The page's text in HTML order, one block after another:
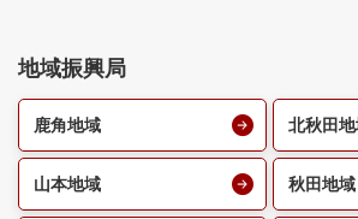
地域振興局
鹿角地域 北秋田
山本地域 秋田地域